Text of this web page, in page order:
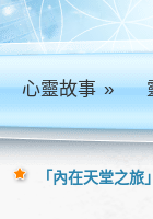
心靈故事»
「內在天堂之